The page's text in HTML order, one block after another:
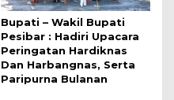
Bupati – Wakil Bupati
Pesibar : Hadiri Upacara
Peringatan Hardiknas
Dan Harbangnas, Serta
Paripurna Bulanan